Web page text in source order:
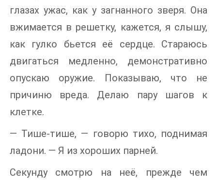
глазах ужас, как у загнанного зверя. Она
вжимается в решетку, кажется, я слышу,
как гулко бьется её сердце. Стараюсь
двигаться медленно, демонстративно
опускаю оружие. Показываю, что не
причиню вреда. Делаю пару шагов к
клетке.
— Тише-тише, — говорю тихо, поднимая
ладони. — Я из хороших парней.
Секунду смотрю на неё, прежде чем